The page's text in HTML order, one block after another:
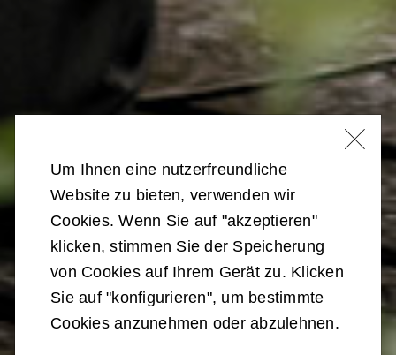
Um Ihnen eine nutzerfreundliche
Website zu bieten, verwenden wir
Cookies. Wenn Sie auf "akzeptieren"
klicken, stimmen Sie der Speicherung
von Cookies auf Ihrem Gerät zu. Klicken
Sie auf "konfigurieren", um bestimmte
Cookies anzunehmen oder abzulehnen.